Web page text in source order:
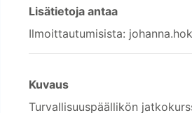
Lisätietoja antaa
Ilmoittautumisista:
Kuvaus
Turvallisuuspäällikön